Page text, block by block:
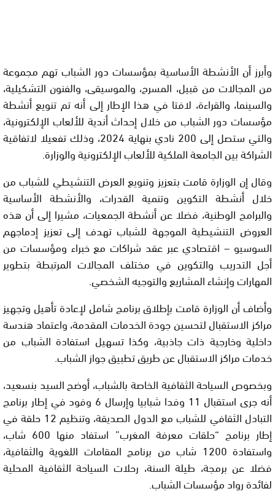
وأبرز أن الأنشطة الأساسية بمؤسسات دور الشباب تهم مجموعة
من المجالات من قبيل، المسرح، والموسيقى، والفنون التشكيلية،
والسينما، والقراءة، لافتا في هذا الإطار إلى أنه تم تنويع أنشطة
مؤسسات دور الشباب من خلال إحداث أندية للألعاب الإلكترونية،
والتي ستصل إلى 200 نادي بنهاية 2024، وذلك تفعيلا لاتفاقية
الشراكة بين الجامعة الملكية للألعاب الإلكترونية والوزارة.
وقال إن الوزارة قامت بتعزيز وتنويع العرض التنشيطي للشباب من
خلال أنشطة التكوين وتنمية القدرات، والأنشطة الأساسية
والبرامج الوطنية، فضلا عن أنشطة الجمعيات، مشيرا إلى أن هذه
العروض التنشيطية الموجهة للشباب تهدف إلى تعزيز إدماجهم
السوسيو – اقتصادي عبر عقد شراكات مع خبراء ومؤسسات من
أجل التدريب والتكوين في مختلف المجالات المرتبطة بتطوير
المهارات وإنشاء المشاريع والتوجيه الشخصي.
وأضاف أن الوزارة قامت بإطلاق برنامج شامل لإعادة تأهيل وتجهيز
مراكز الاستقبال لتحسين جودة الخدمات المقدمة، واعتماد هندسة
داخلية وخارجية ذات جاذبية، وكذا تسهيل استفادة الشباب من
خدمات مراكز الاستقبال عن طريق تطبيق جواز الشباب.
وبخصوص السياحة الثقافية الخاصة بالشباب، أوضح السيد بنسعيد،
أنه جرى استقبال 11 وفدا شبابيا وإرسال 6 وفود في إطار برنامج
التبادل الثقافي للشباب مع الدول الصديقة، وتنظيم 12 حلقة في
إطار برنامج “حلقات معرفة المغرب” استفاد منها 600 شاب،
واستفادة 1200 شاب من برنامج المقامات اللغوية والثقافية،
فضلا عن برمجة، طيلة السنة، رحلات السياحة الثقافية المحلية
لفائدة رواد مؤسسات الشباب.